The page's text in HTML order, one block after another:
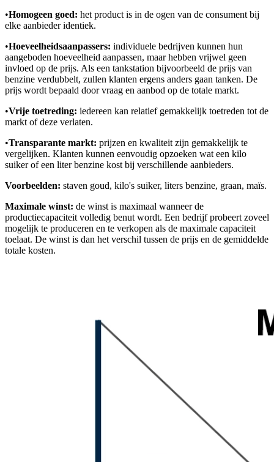
•Homogeen goed: het product is in de ogen van de consument bij
elke aanbieder identiek.
•Hoeveelheidsaanpassers: individuele bedrijven kunnen hun
aangeboden hoeveelheid aanpassen, maar hebben vrijwel geen
invloed op de prijs. Als een tankstation bijvoorbeeld de prijs van
benzine verdubbelt, zullen klanten ergens anders gaan tanken. De
prijs wordt bepaald door vraag en aanbod op de totale markt.
•Vrije toetreding: iedereen kan relatief gemakkelijk toetreden tot de
markt of deze verlaten.
•Transparante markt: prijzen en kwaliteit zijn gemakkelijk te
vergelijken. Klanten kunnen eenvoudig opzoeken wat een kilo
suiker of een liter benzine kost bij verschillende aanbieders.
Voorbeelden: staven goud, kilo's suiker, liters benzine, graan, maïs.
Maximale winst: de winst is maximaal wanneer de
productiecapaciteit volledig benut wordt. Een bedrijf probeert zoveel
mogelijk te produceren en te verkopen als de maximale capaciteit
toelaat. De winst is dan het verschil tussen de prijs en de gemiddelde
totale kosten.